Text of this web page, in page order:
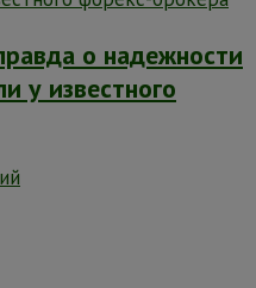
о надежности
у известного